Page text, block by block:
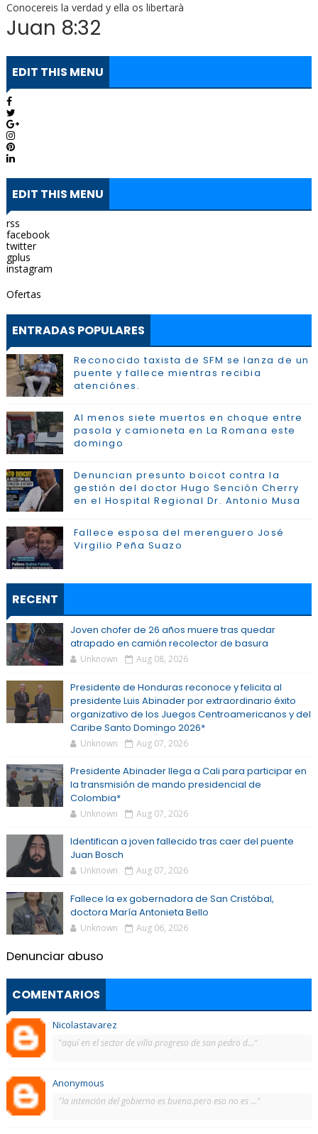
Conocereis la verdad y ella os libertarà
Juan 8:32
EDIT THIS MENU
EDIT THIS MENU
rss
facebook
twitter
gplus
instagram
Ofertas
ENTRADAS POPULARES
Reconocido taxista de SFM se lanza de un
puente y fallece mientras recibia
atenciónes.
Al menos siete muertos en choque entre
pasola y camioneta en La Romana este
domingo
Denuncian presunto boicot contra la
gestión del doctor Hugo Sención Cherry
en el Hospital Regional Dr. Antonio Musa
Fallece esposa del merenguero José
Virgilio Peña Suazo
RECENT
Joven chofer de 26 años muere tras quedar
atrapado en camión recolector de basura
Unknown Aug 08, 2026
Presidente de Honduras reconoce y felicita al
presidente Luis Abinader por extraordinario éxito
organizativo de los Juegos Centroamericanos y del
Caribe Santo Domingo 2026*
Unknown Aug 07, 2026
Presidente Abinader llega a Cali para participar en
la transmisión de mando presidencial de
Colombia*
Unknown Aug 07, 2026
Identifican a joven fallecido tras caer del puente
Juan Bosch
Unknown Aug 07, 2026
Fallece la ex gobernadora de San Cristóbal,
doctora María Antonieta Bello
Unknown Aug 06, 2026
Denunciar abuso
COMENTARIOS
Nicolastavarez
"aquí en el sector de villa progreso de san pedro d..."
Anonymous
"la intención del gobierno es buena.pero eso no es ..."